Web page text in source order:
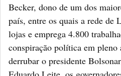
Becker, dono de um dos
país, entre os quais a rede de
lojas e emprega 4.800
conspiração política em pleno
derrubar o presidente